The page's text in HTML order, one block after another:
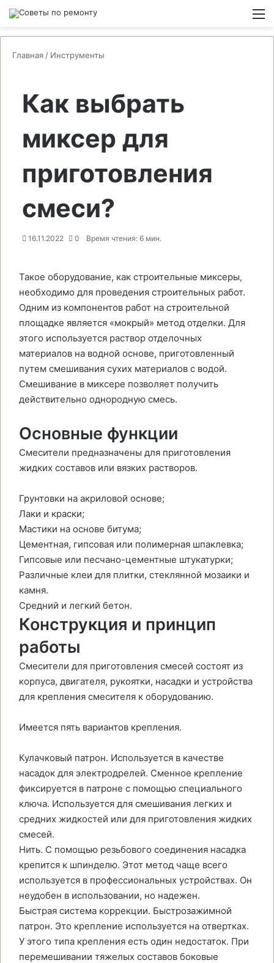
Главная / Инструменты
Как выбрать
миксер для
приготовления
смеси?
16.11.2022 0 Время чтения: 6 мин.
Такое оборудование, как строительные миксеры,
необходимо для проведения строительных работ.
Одним из компонентов работ на строительной
площадке является «мокрый» метод отделки. Для
этого используется раствор отделочных
материалов на водной основе, приготовленный
путем смешивания сухих материалов с водой.
Смешивание в миксере позволяет получить
действительно однородную смесь.
Основные функции
Смесители предназначены для приготовления
жидких составов или вязких растворов.
Грунтовки на акриловой основе;
Лаки и краски;
Мастики на основе битума;
Цементная, гипсовая или полимерная шпаклевка;
Гипсовые или песчано-цементные штукатурки;
Различные клеи для плитки, стеклянной мозаики и
камня.
Средний и легкий бетон.
Конструкция и принцип
работы
Смесители для приготовления смесей состоят из
корпуса, двигателя, рукоятки, насадки и устройства
для крепления смесителя к оборудованию.
Имеется пять вариантов крепления.
Кулачковый патрон. Используется в качестве
насадок для электродрелей. Сменное крепление
фиксируется в патроне с помощью специального
ключа. Используется для смешивания легких и
средних жидкостей или для приготовления жидких
смесей.
Нить. С помощью резьбового соединения насадка
крепится к шпинделю. Этот метод чаще всего
используется в профессиональных устройствах. Он
неудобен в использовании, но надежен.
Быстрая система коррекции. Быстрозажимной
патрон. Это крепление используется на отвертках.
У этого типа крепления есть один недостаток. При
перемешивании тяжелых составов боковые